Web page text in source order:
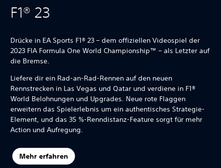
F1® 23
Drücke in EA Sports F1® 23 – dem offiziellen Videospiel der
2023 FIA Formula One World Championship™ – als Letzter auf
die Bremse.
Liefere dir ein Rad-an-Rad-Rennen auf den neuen
Rennstrecken in Las Vegas und Qatar und verdiene in F1®
World Belohnungen und Upgrades. Neue rote Flaggen
erweitern das Spielerlebnis um ein authentisches Strategie-
Element, und das 35 %-Renndistanz-Feature sorgt für mehr
Action und Aufregung.
Mehr erfahren